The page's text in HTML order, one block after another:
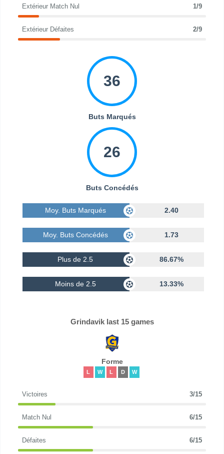
Extérieur Match Nul 1/9
Extérieur Défaites 2/9
36
Buts Marqués
26
Buts Concédés
Moy. Buts Marqués 2.40
Moy. Buts Concédés 1.73
Plus de 2.5 86.67%
Moins de 2.5 13.33%
Grindavik last 15 games
Forme
L W L D W
Victoires 3/15
Match Nul 6/15
Défaites 6/15